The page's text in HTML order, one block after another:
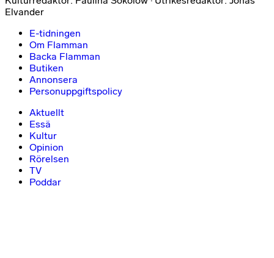
Elvander
E-tidningen
Om Flamman
Backa Flamman
Butiken
Annonsera
Personuppgiftspolicy
Aktuellt
Essä
Kultur
Opinion
Rörelsen
TV
Poddar